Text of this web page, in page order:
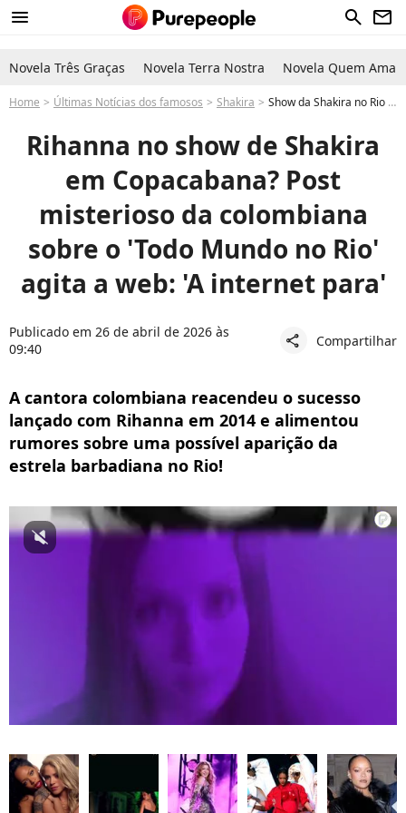
menu search newsletter
Novela Três Graças Novela Terra Nostra Novela Quem Ama
Home Últimas Notícias dos famosos Shakira Show da Shakira no Rio Copacabana com Rihanna? Colombiana amiga de Anitta atiça a web com post enigmático sobre o Todo mundo no Rio 2026
Rihanna no show de Shakira
em Copacabana? Post
misterioso da colombiana
sobre o 'Todo Mundo no Rio'
agita a web: 'A internet para'
Publicado em 26 de abril de 2026 às
09:40
share Compartilhar
A cantora colombiana reacendeu o sucesso
lançado com Rihanna em 2014 e alimentou
rumores sobre uma possível aparição da
estrela barbadiana no Rio!